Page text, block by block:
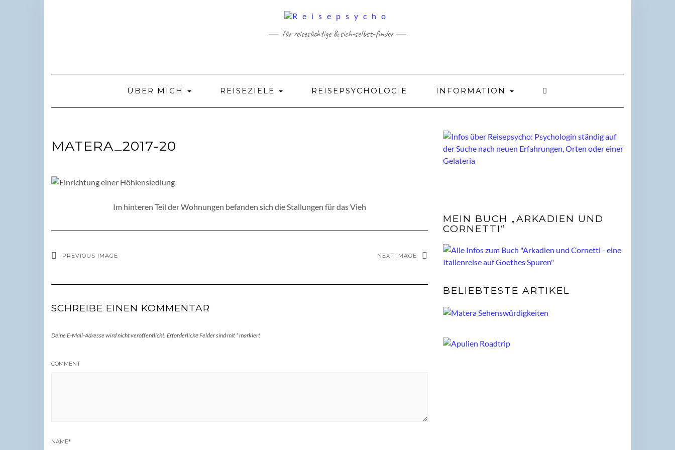
für reisesüchtige & sich-selbst-finder
ÜBER MICH REISEZIELE REISEPSYCHOLOGIE INFORMATION
MATERA_2017-20
Im hinteren Teil der Wohnungen befanden sich die Stallungen für das Vieh
PREVIOUS IMAGE NEXT IMAGE
SCHREIBE EINEN KOMMENTAR
Deine E-Mail-Adresse wird nicht veröffentlicht. Erforderliche Felder sind mit *markiert
COMMENT
NAME*
MEIN BUCH „ARKADIEN UND
CORNETTI“
BELIEBTESTE ARTIKEL